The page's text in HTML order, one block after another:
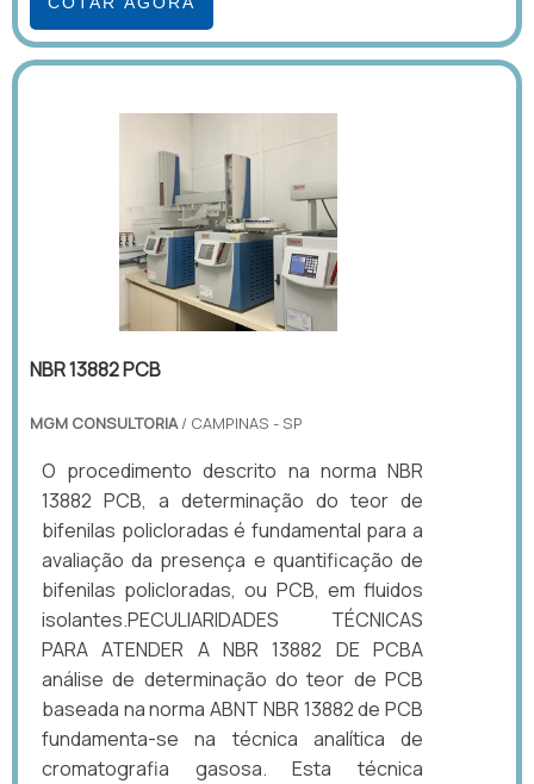
NBR 13882 PCB
MGM CONSULTORIA/ CAMPINAS - SP
O procedimento descrito na norma NBR
13882 PCB, a determinação do teor de
bifenilas policloradas é fundamental para a
avaliação da presença e quantificação de
bifenilas policloradas, ou PCB, em fluidos
isolantes.PECULIARIDADES TÉCNICAS
PARA ATENDER A NBR 13882 DE PCBA
análise de determinação do teor de PCB
baseada na norma ABNT NBR 13882 de PCB
fundamenta-se na técnica analítica de
cromatografia gasosa. Esta técnica